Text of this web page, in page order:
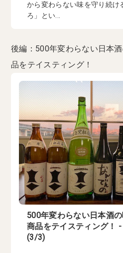
から変わらない味を守り続け
ろ」とい...
後編：500年変わらない日本
品をテイスティング！
500年変わらない日本酒
商品をテイスティング！
(3/3)